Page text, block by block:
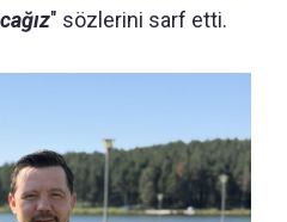
" sözlerini sarf etti.